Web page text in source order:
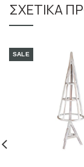
ΣΧΕΤΙΚΆ
SALE